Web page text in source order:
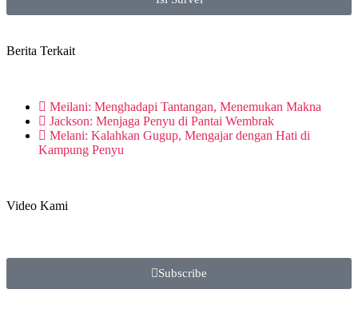
Berita Terkait
Meilani: Menghadapi Tantangan, Menemukan Makna
Jackson: Menjaga Penyu di Pantai Wembrak
Melani: Kalahkan Gugup, Mengajar dengan Hati di
Kampung Penyu
Video Kami
Subscribe